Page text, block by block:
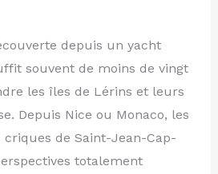
depuis un yacht
souvent de moins de vingt
les îles de Lérins et leurs
Depuis Nice ou Monaco, les
de Saint-Jean-Cap-
totalement